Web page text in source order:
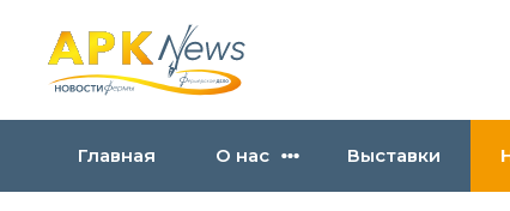
Главная О нас Выставки